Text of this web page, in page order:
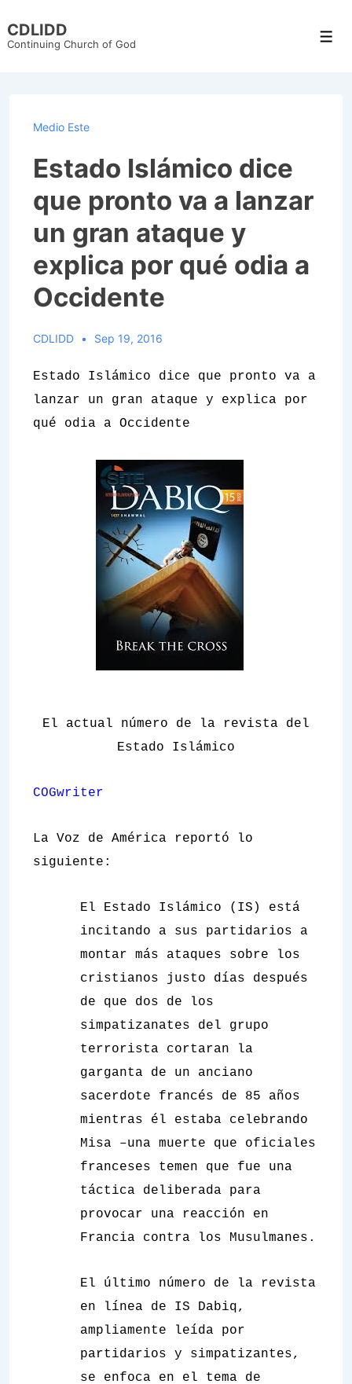
Skip
CDLIDD
Continuing Church of God
Medio Este
Estado Islámico dice
que pronto va a lanzar
un gran ataque y
explica por qué odia a
Occidente
CDLIDD Sep 19, 2016
Estado Islámico dice que pronto va a
lanzar un gran ataque y explica por
qué odia a Occidente
El actual número de la revista del
Estado Islámico
COGwriter
La Voz de América reportó lo
siguiente:
El Estado Islámico (IS) está
incitando a sus partidarios a
montar más ataques sobre los
cristianos justo días después
de que dos de los
simpatizanates del grupo
terrorista cortaran la
garganta de un anciano
sacerdote francés de 85 años
mientras él estaba celebrando
Misa –una muerte que oficiales
franceses temen que fue una
táctica deliberada para
provocar una reacción en
Francia contra los Musulmanes.
El último número de la revista
en línea de IS Dabiq,
ampliamente leída por
partidarios y simpatizantes,
se enfoca en el tema de